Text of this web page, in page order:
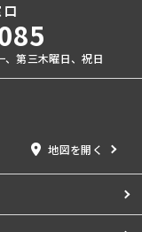
第三木曜日、祝日
地図を開く